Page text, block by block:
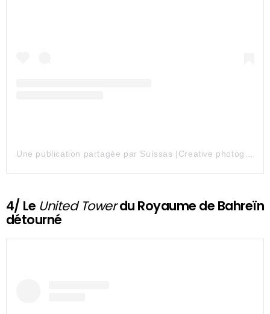
4/ Le United Towerdu Royaume de Bahreïn
détourné